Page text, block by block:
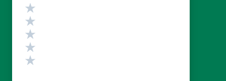
Valutazione